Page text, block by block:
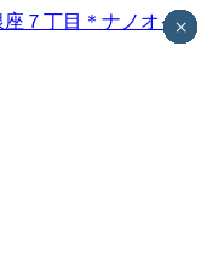
×
×
×
×
×
×
×
×
×
×
×
×